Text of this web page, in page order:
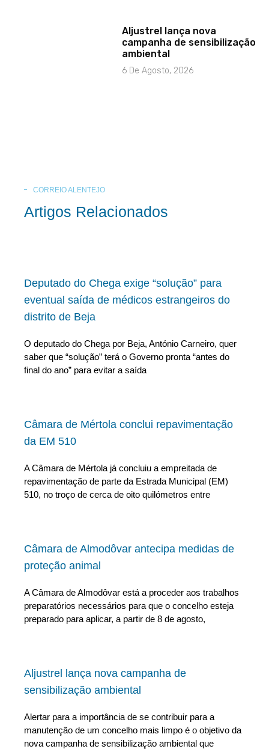
Aljustrel lança nova
campanha de sensibilização
ambiental
6 De Agosto, 2026
CORREIO ALENTEJO
Artigos Relacionados
Deputado do Chega exige “solução” para
eventual saída de médicos estrangeiros do
distrito de Beja
O deputado do Chega por Beja, António Carneiro, quer
saber que “solução” terá o Governo pronta “antes do
final do ano” para evitar a saída
Câmara de Mértola conclui repavimentação
da EM 510
A Câmara de Mértola já concluiu a empreitada de
repavimentação de parte da Estrada Municipal (EM)
510, no troço de cerca de oito quilómetros entre
Câmara de Almodôvar antecipa medidas de
proteção animal
A Câmara de Almodôvar está a proceder aos trabalhos
preparatórios necessários para que o concelho esteja
preparado para aplicar, a partir de 8 de agosto,
Aljustrel lança nova campanha de
sensibilização ambiental
Alertar para a importância de se contribuir para a
manutenção de um concelho mais limpo é o objetivo da
nova campanha de sensibilização ambiental que